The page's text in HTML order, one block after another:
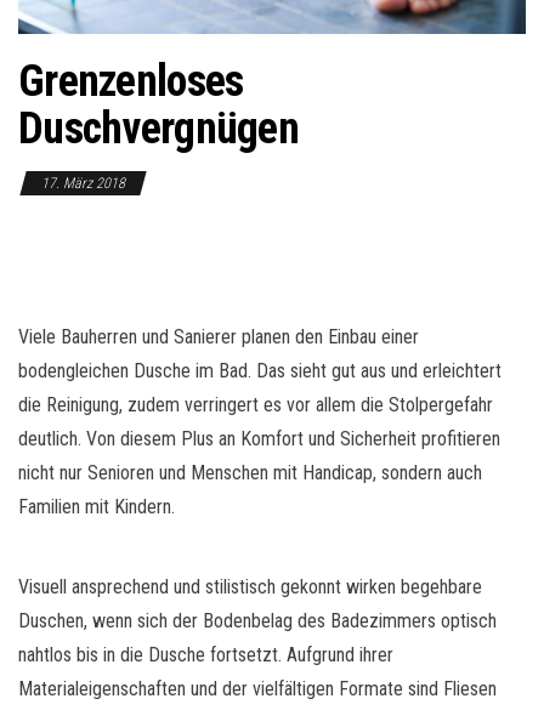
n
Grenzenloses
Duschvergnügen
17. März 2018
Viele Bauherren und Sanierer planen den Einbau einer
bodengleichen Dusche im Bad. Das sieht gut aus und erleichtert
die Reinigung, zudem verringert es vor allem die Stolpergefahr
deutlich. Von diesem Plus an Komfort und Sicherheit profitieren
nicht nur Senioren und Menschen mit Handicap, sondern auch
Familien mit Kindern.
Visuell ansprechend und stilistisch gekonnt wirken begehbare
Duschen, wenn sich der Bodenbelag des Badezimmers optisch
nahtlos bis in die Dusche fortsetzt. Aufgrund ihrer
Materialeigenschaften und der vielfältigen Formate sind Fliesen